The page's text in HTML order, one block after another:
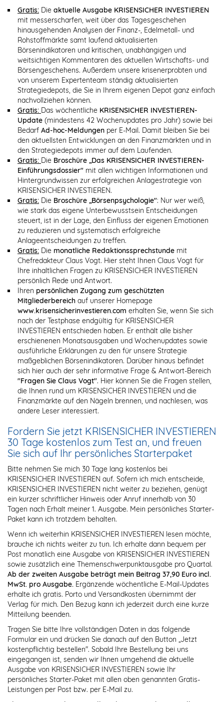
Gratis: Die aktuelle Ausgabe KRISENSICHER INVESTIEREN
mit messerscharfen, weit über das Tagesgeschehen
hinausgehenden Analysen der Finanz-, Edelmetall- und
Rohstoffmärkte samt laufend aktualisierten
Börsenindikatoren und kritischen, unabhängigen und
weitsichtigen Kommentaren des aktuellen Wirtschafts- und
Börsengeschehens. Außerdem unsere krisenerprobten und
von unserem Expertenteam ständig aktualisierten
Strategiedepots, die Sie in Ihrem eigenen Depot ganz einfach
nachvollziehen können.
Gratis: Das wöchentliche KRISENSICHER INVESTIEREN-
Update (mindestens 42 Wochenupdates pro Jahr) sowie bei
Bedarf Ad-hoc-Meldungen per E-Mail. Damit bleiben Sie bei
den aktuellsten Entwicklungen an den Finanzmärkten und in
den Strategiedepots immer auf dem Laufenden.
Gratis: Die Broschüre „Das KRISENSICHER INVESTIEREN-
Einführungsdossier" mit allen wichtigen Informationen und
Hintergrundwissen zur erfolgreichen Anlagestrategie von
KRISENSICHER INVESTIEREN.
Gratis: Die Broschüre „Börsenpsychologie": Nur wer weiß,
wie stark das eigene Unterbewusstsein Entscheidungen
steuert, ist in der Lage, den Einfluss der eigenen Emotionen
zu reduzieren und systematisch erfolgreiche
Anlageentscheidungen zu treffen.
Gratis: Die monatliche Redaktionssprechstunde mit
Chefredakteur Claus Vogt. Hier steht Ihnen Claus Vogt für
Ihre inhaltlichen Fragen zu KRISENSICHER INVESTIEREN
persönlich Rede und Antwort.
Ihren persönlichen Zugang zum geschützten
Mitgliederbereich auf unserer Homepage
www.krisensicherinvestieren.com erhalten Sie, wenn Sie sich
nach der Testphase endgültig für KRISENSICHER
INVESTIEREN entschieden haben. Er enthält alle bisher
erschienenen Monatsausgaben und Wochenupdates sowie
ausführliche Erklärungen zu den für unsere Strategie
maßgeblichen Börsenindikatoren. Darüber hinaus befindet
sich hier auch der sehr informative Frage & Antwort-Bereich
"Fragen Sie Claus Vogt". Hier können Sie die Fragen stellen,
die Ihnen rund um KRISENSICHER INVESTIEREN und die
Finanzmärkte auf den Nägeln brennen, und nachlesen, was
andere Leser interessiert.
Fordern Sie jetzt KRISENSICHER INVESTIEREN
30 Tage kostenlos zum Test an, und freuen
Sie sich auf Ihr persönliches Starterpaket
Bitte nehmen Sie mich 30 Tage lang kostenlos bei
KRISENSICHER INVESTIEREN auf. Sofern ich mich entscheide,
KRISENSICHER INVESTIEREN nicht weiter zu beziehen, genügt
ein kurzer schriftlicher Hinweis oder Anruf innerhalb von 30
Tagen nach Erhalt meiner 1. Ausgabe. Mein persönliches Starter-
Paket kann ich trotzdem behalten.
Wenn ich weiterhin KRISENSICHER INVESTIEREN lesen möchte,
brauche ich nichts weiter zu tun. Ich erhalte dann bequem per
Post monatlich eine Ausgabe von KRISENSICHER INVESTIEREN
sowie zusätzlich eine Themenschwerpunktausgabe pro Quartal.
Ab der zweiten Ausgabe beträgt mein Beitrag 37,90 Euro incl.
MwSt. pro Ausgabe. Ergänzende wöchentliche E-Mail-Updates
erhalte ich gratis. Porto und Versandkosten übernimmt der
Verlag für mich. Den Bezug kann ich jederzeit durch eine kurze
Mitteilung beenden.
Tragen Sie bitte Ihre vollständigen Daten in das folgende
Formular ein und drücken Sie danach auf den Button „Jetzt
kostenpflichtig bestellen". Sobald Ihre Bestellung bei uns
eingegangen ist, senden wir Ihnen umgehend die aktuelle
Ausgabe von KRISENSICHER INVESTIEREN sowie Ihr
persönliches Starter-Paket mit allen oben genannten Gratis-
Leistungen per Post bzw. per E-Mail zu.